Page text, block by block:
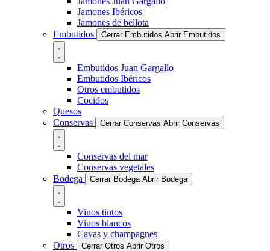
Jamones Ibéricos
Jamones de bellota
Embutidos
Cerrar Embutidos Abrir Embutidos
Embutidos Juan Gargallo
Embutidos Ibéricos
Otros embutidos
Cocidos
Quesos
Conservas
Cerrar Conservas Abrir Conservas
Conservas del mar
Conservas vegetales
Bodega
Cerrar Bodega Abrir Bodega
Vinos tintos
Vinos blancos
Cavas y champagnes
Otros
Cerrar Otros Abrir Otros